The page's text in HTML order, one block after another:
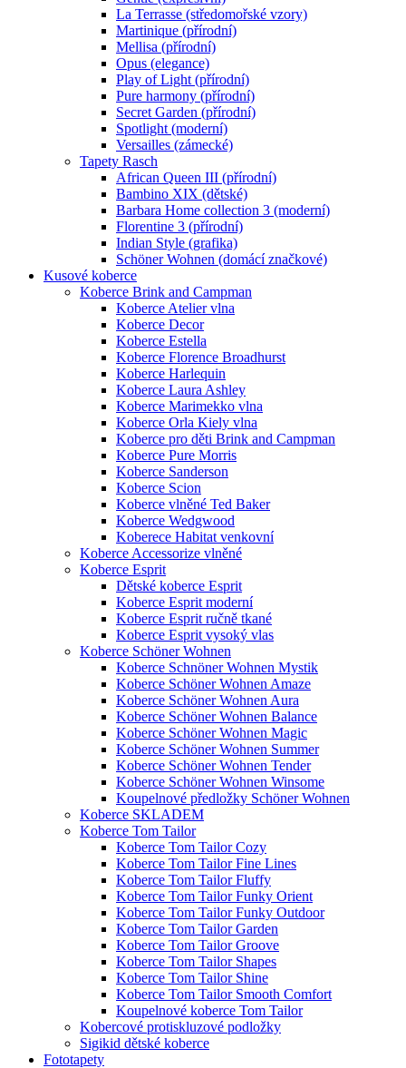
La Terrasse (středomořské vzory)
Martinique (přírodní)
Mellisa (přírodní)
Opus (elegance)
Play of Light (přírodní)
Pure harmony (přírodní)
Secret Garden (přírodní)
Spotlight (moderní)
Versailles (zámecké)
Tapety Rasch
African Queen III (přírodní)
Bambino XIX (dětské)
Barbara Home collection 3 (moderní)
Florentine 3 (přírodní)
Indian Style (grafika)
Schöner Wohnen (domácí značkové)
Kusové koberce
Koberce Brink and Campman
Koberce Atelier vlna
Koberce Decor
Koberce Estella
Koberce Florence Broadhurst
Koberce Harlequin
Koberce Laura Ashley
Koberce Marimekko vlna
Koberce Orla Kiely vlna
Koberce pro děti Brink and Campman
Koberce Pure Morris
Koberce Sanderson
Koberce Scion
Koberce vlněné Ted Baker
Koberce Wedgwood
Koberece Habitat venkovní
Koberce Accessorize vlněné
Koberce Esprit
Dětské koberce Esprit
Koberce Esprit moderní
Koberce Esprit ručně tkané
Koberce Esprit vysoký vlas
Koberce Schöner Wohnen
Koberce Schnöner Wohnen Mystik
Koberce Schöner Wohnen Amaze
Koberce Schöner Wohnen Aura
Koberce Schöner Wohnen Balance
Koberce Schöner Wohnen Magic
Koberce Schöner Wohnen Summer
Koberce Schöner Wohnen Tender
Koberce Schöner Wohnen Winsome
Koupelnové předložky Schöner Wohnen
Koberce SKLADEM
Koberce Tom Tailor
Koberce Tom Tailor Cozy
Koberce Tom Tailor Fine Lines
Koberce Tom Tailor Fluffy
Koberce Tom Tailor Funky Orient
Koberce Tom Tailor Funky Outdoor
Koberce Tom Tailor Garden
Koberce Tom Tailor Groove
Koberce Tom Tailor Shapes
Koberce Tom Tailor Shine
Koberce Tom Tailor Smooth Comfort
Koupelnové koberce Tom Tailor
Kobercové protiskluzové podložky
Sigikid dětské koberce
Fototapety